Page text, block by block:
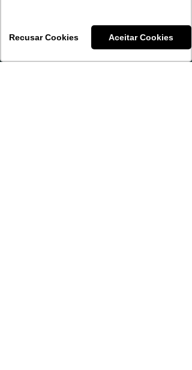
Recusar Cookies Aceitar Cookies